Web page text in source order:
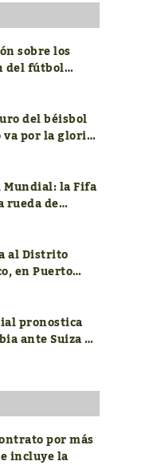
sobre los
del fútbol
las ofertas
del béisbol
por la gloria
Mundial: la Fifa
rueda de
al Distrito
en Puerto
pronostica
ante Suiza en
por más
incluye la